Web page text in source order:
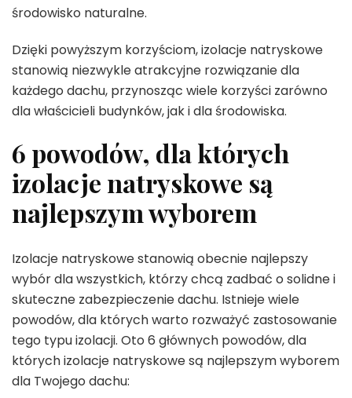
środowisko naturalne.
Dzięki powyższym korzyściom, izolacje natryskowe
stanowią niezwykle atrakcyjne rozwiązanie dla
każdego dachu, przynosząc wiele korzyści zarówno
dla właścicieli budynków, jak i dla środowiska.
6 powodów, dla których
izolacje natryskowe są
najlepszym wyborem
Izolacje natryskowe stanowią obecnie najlepszy
wybór dla wszystkich, którzy chcą zadbać o solidne i
skuteczne zabezpieczenie dachu. Istnieje wiele
powodów, dla których warto rozważyć zastosowanie
tego typu izolacji. Oto 6 głównych powodów, dla
których izolacje natryskowe są najlepszym wyborem
dla Twojego dachu: